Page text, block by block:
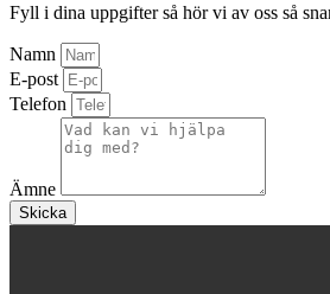
Fyll i dina uppgifter så hör vi av oss så
Namn
E-post
Telefon
Ämne
Skicka